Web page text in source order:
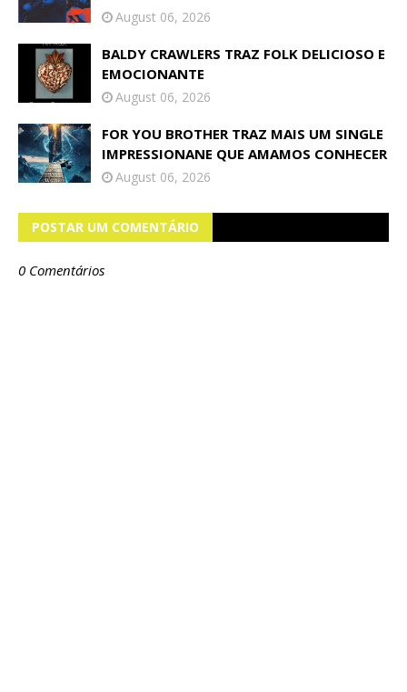
August 06, 2026
BALDY CRAWLERS TRAZ FOLK DELICIOSO E
EMOCIONANTE
August 06, 2026
FOR YOU BROTHER TRAZ MAIS UM SINGLE
IMPRESSIONANE QUE AMAMOS CONHECER
August 06, 2026
POSTAR UM COMENTÁRIO
0 Comentários